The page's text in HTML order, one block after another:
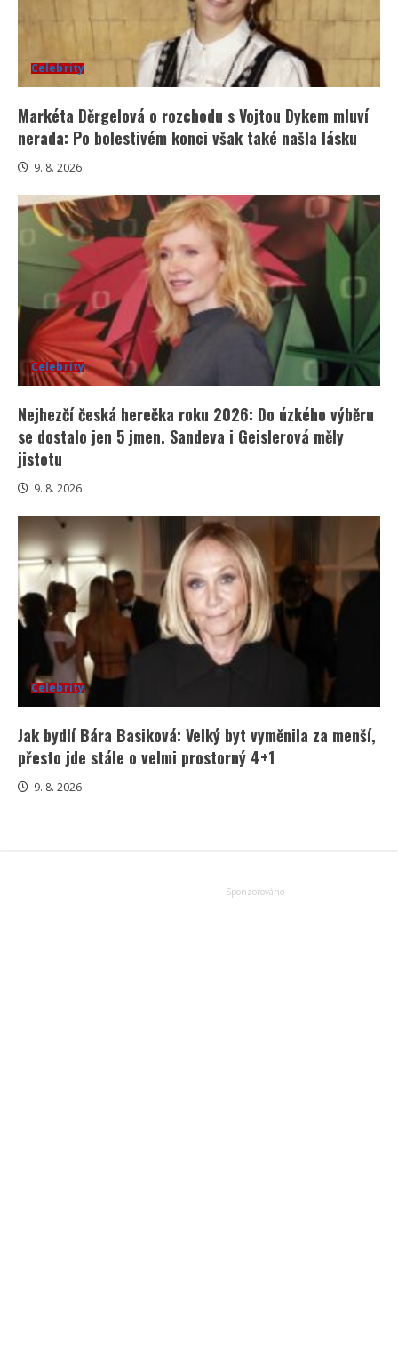
Celebrity
Markéta Děrgelová o rozchodu s Vojtou Dykem mluví
nerada: Po bolestivém konci však také našla lásku
9. 8. 2026
Celebrity
Nejhezčí česká herečka roku 2026: Do úzkého výběru
se dostalo jen 5 jmen. Sandeva i Geislerová měly
jistotu
9. 8. 2026
Celebrity
Jak bydlí Bára Basiková: Velký byt vyměnila za menší,
přesto jde stále o velmi prostorný 4+1
9. 8. 2026